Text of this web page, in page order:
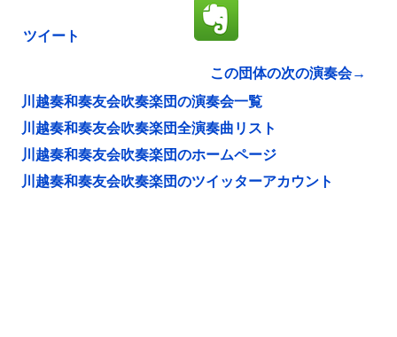
ツイート
この団体の次の演奏会→
川越奏和奏友会吹奏楽団の演奏会一覧
川越奏和奏友会吹奏楽団全演奏曲リスト
川越奏和奏友会吹奏楽団のホームページ
川越奏和奏友会吹奏楽団のツイッターアカウント